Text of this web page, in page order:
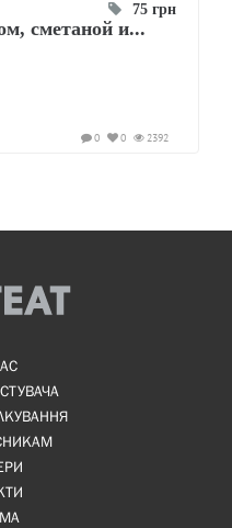
75 грн
сметаной и...
2392
0
0